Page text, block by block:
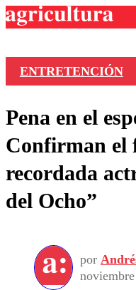
Deportes
Colo Colo
Motor
Torneo
Torneo
Noticias
Nacional
Vida
ENTRETENCIÓN
Pena en el
Confirman el
recordada
del Ocho”
por